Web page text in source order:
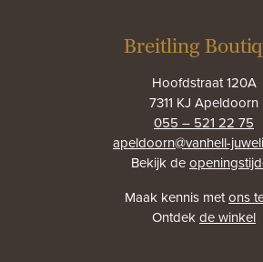
Breitling
Hoofdstraat 120A
7311 KJ Apeldoorn
055 – 521 22 75
apeldoorn@vanhell-
Bekijk de
Maak kennis metons
Ontdekde winkel